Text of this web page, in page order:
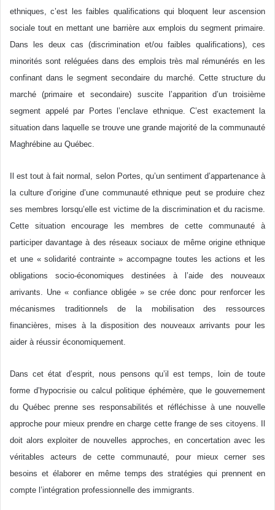
ethniques, c’est les faibles qualifications qui bloquent leur ascension
sociale tout en mettant une barrière aux emplois du segment primaire.
Dans les deux cas (discrimination et/ou faibles qualifications), ces
minorités sont reléguées dans des emplois très mal rémunérés en les
confinant dans le segment secondaire du marché. Cette structure du
marché (primaire et secondaire) suscite l’apparition d’un troisième
segment appelé par Portes l’enclave ethnique. C’est exactement la
situation dans laquelle se trouve une grande majorité de la communauté
Maghrébine au Québec.
Il est tout à fait normal, selon Portes, qu’un sentiment d’appartenance à
la culture d’origine d’une communauté ethnique peut se produire chez
ses membres lorsqu’elle est victime de la discrimination et du racisme.
Cette situation encourage les membres de cette communauté à
participer davantage à des réseaux sociaux de même origine ethnique
et une « solidarité contrainte » accompagne toutes les actions et les
obligations socio-économiques destinées à l’aide des nouveaux
arrivants. Une « confiance obligée » se crée donc pour renforcer les
mécanismes traditionnels de la mobilisation des ressources
financières, mises à la disposition des nouveaux arrivants pour les
aider à réussir économiquement.
Dans cet état d’esprit, nous pensons qu’il est temps, loin de toute
forme d’hypocrisie ou calcul politique éphémère, que le gouvernement
du Québec prenne ses responsabilités et réfléchisse à une nouvelle
approche pour mieux prendre en charge cette frange de ses citoyens. Il
doit alors exploiter de nouvelles approches, en concertation avec les
véritables acteurs de cette communauté, pour mieux cerner ses
besoins et élaborer en même temps des stratégies qui prennent en
compte l’intégration professionnelle des immigrants.